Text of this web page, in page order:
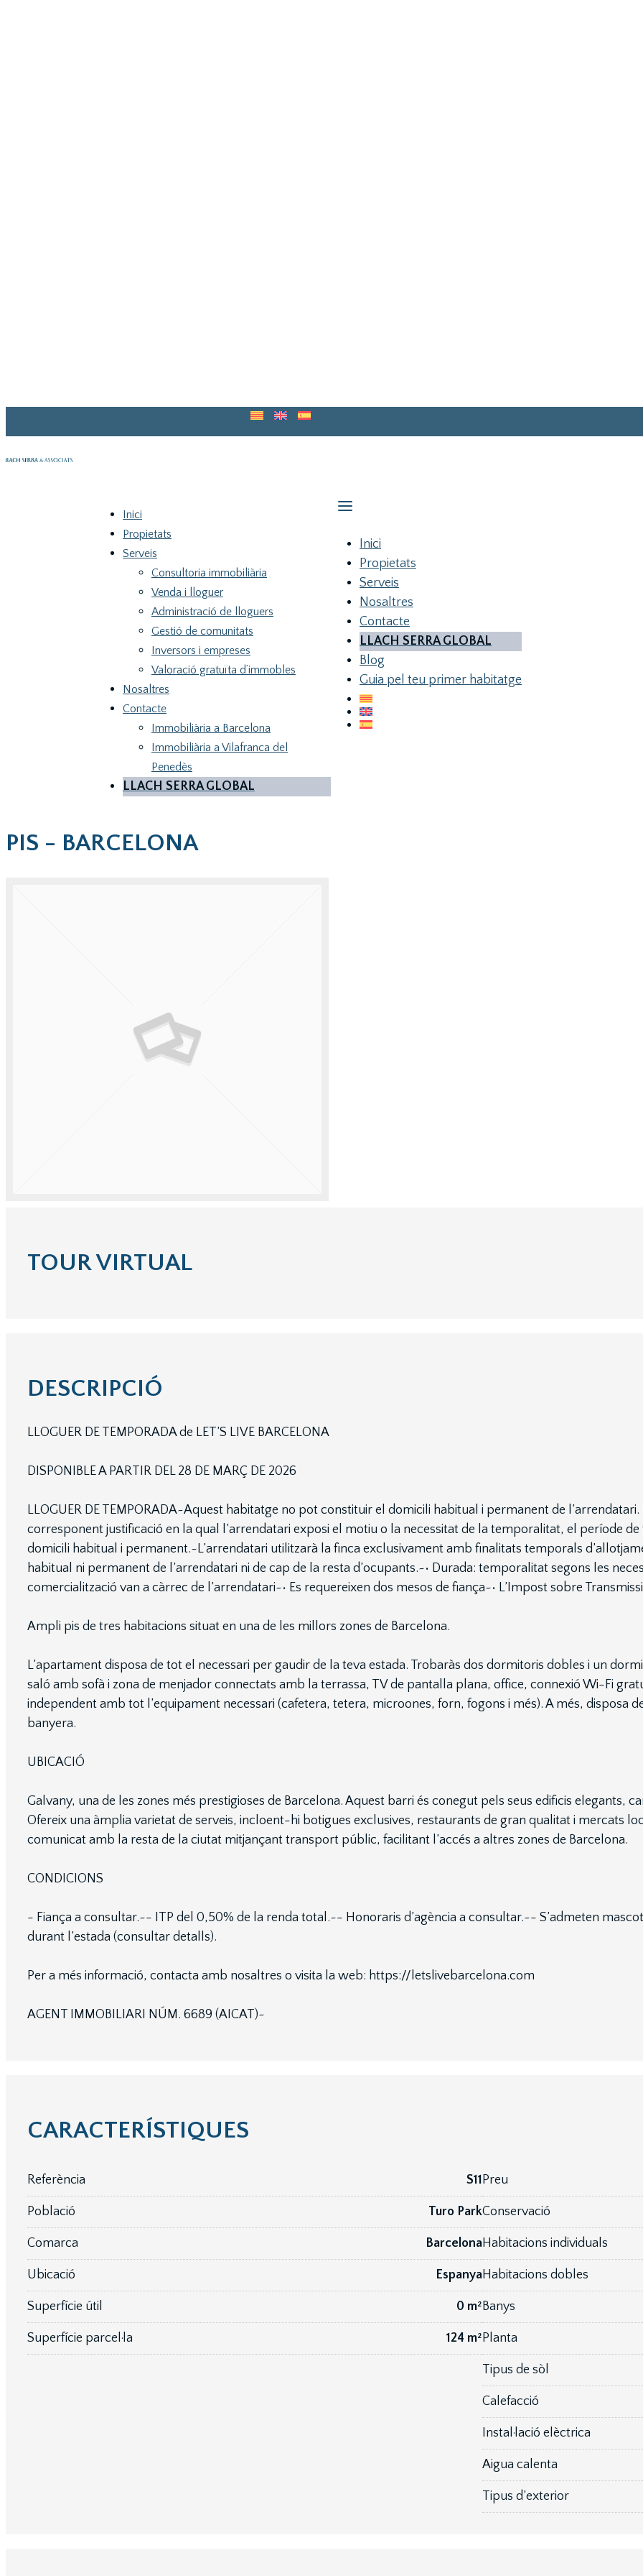
Inici
Propietats
Serveis
Consultoria immobiliària
Venda i lloguer
Administració de lloguers
Gestió de comunitats
Inversors i empreses
Valoració gratuïta d’immobles
Nosaltres
Contacte
Immobiliària a Barcelona
Immobiliària a Vilafranca del
Penedès
LLACH SERRA GLOBAL
Inici
Propietats
Serveis
Nosaltres
Contacte
LLACH SERRA GLOBAL
Blog
Guia pel teu primer habitatge
PIS - BARCELONA
TOUR VIRTUAL
DESCRIPCIÓ
LLOGUER DE TEMPORADA de LET’S LIVE BARCELONA
DISPONIBLE A PARTIR DEL 28 DE MARÇ DE 2026
LLOGUER DE TEMPORADA~Aquest habitatge no pot constituir el domicili habitual i permanent de
corresponent justificació en la qual l’arrendatari exposi el motiu o la necessitat de la temporalitat, el període
domicili habitual i permanent.~L’arrendatari utilitzarà la finca exclusivament amb finalitats temporals
habitual ni permanent de l’arrendatari ni de cap de la resta d’ocupants.~• Durada: temporalitat segons les
comercialització van a càrrec de l’arrendatari~• Es requereixen dos mesos de fiança~• L’Impost sobre
Ampli pis de tres habitacions situat en una de les millors zones de Barcelona.
L’apartament disposa de tot el necessari per gaudir de la teva estada. Trobaràs dos dormitoris dobles i un
saló amb sofà i zona de menjador connectats amb la terrassa, TV de pantalla plana, office, connexió Wi-Fi
independent amb tot l’equipament necessari (cafetera, tetera, microones, forn, fogons i més). A més, disposa
banyera.
UBICACIÓ
Galvany, una de les zones més prestigioses de Barcelona. Aquest barri és conegut pels seus edificis elegants,
Ofereix una àmplia varietat de serveis, incloent-hi botigues exclusives, restaurants de gran qualitat i mercats
comunicat amb la resta de la ciutat mitjançant transport públic, facilitant l’accés a altres zones de Barcelona.
CONDICIONS
- Fiança a consultar.~- ITP del 0,50% de la renda total.~- Honoraris d’agència a consultar.~- S’admeten
durant l’estada (consultar detalls).
Per a més informació, contacta amb nosaltres o visita la web: https://letslivebarcelona.com
AGENT IMMOBILIARI NÚM. 6689 (AICAT)~
CARACTERÍSTIQUES
Referència S11
Població Turo Park
Comarca Barcelona
Ubicació Espanya
Superfície útil 0 m²
Superfície parcel·la 124 m²
Preu
Conservació
Habitacions individuals
Habitacions dobles
Banys
Planta
Tipus de sòl
Calefacció
Instal·lació elèctrica
Aigua calenta
Tipus d’exterior